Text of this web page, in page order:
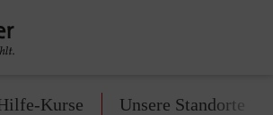
Kurse Unsere Standorte